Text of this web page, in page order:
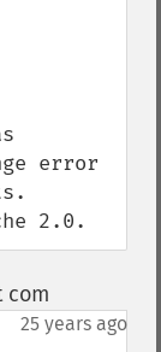
error
2.0.
com
25 years ago